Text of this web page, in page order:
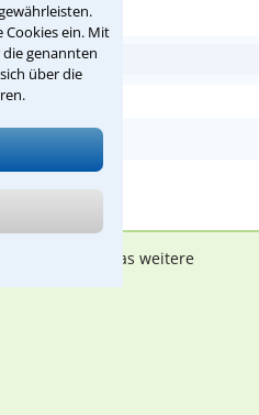
Cookies ein. Mit
genannten
über die
melden, um das weitere